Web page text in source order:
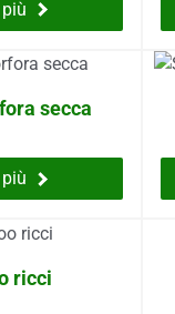
secca
ricci